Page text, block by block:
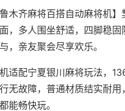
鲁木齐麻将百搭自动麻将机
，多人围坐舒适，四脚稳
，亲友聚会尽享欢乐。
适配宁夏银川麻将玩法，
无故障，普通材质结实耐
能畅快玩。